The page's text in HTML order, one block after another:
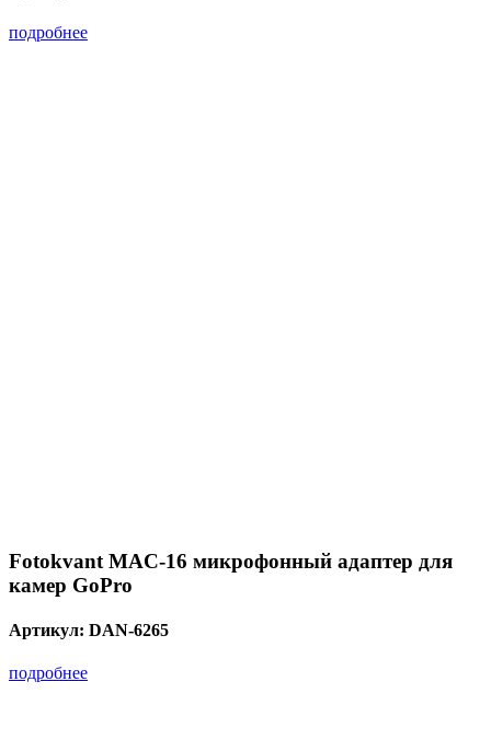
подробнее
Fotokvant MAC-16 микрофонный адаптер для
камер GoPro
Артикул: DAN-6265
подробнее